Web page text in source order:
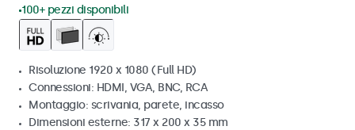
100+ pezzi disponibili
Risoluzione 1920 x 1080 (Full HD)
Connessioni: HDMI, VGA, BNC, RCA
Montaggio: scrivania, parete, incasso
Dimensioni esterne: 317 x 200 x 35 mm